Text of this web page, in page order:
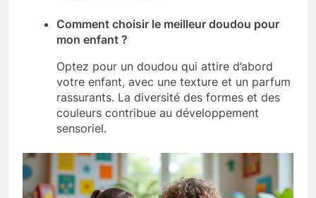
Comment choisir le meilleur doudou pour
mon enfant ?
Optez pour un doudou qui attire d’abord
votre enfant, avec une texture et un parfum
rassurants. La diversité des formes et des
couleurs contribue au développement
sensoriel.